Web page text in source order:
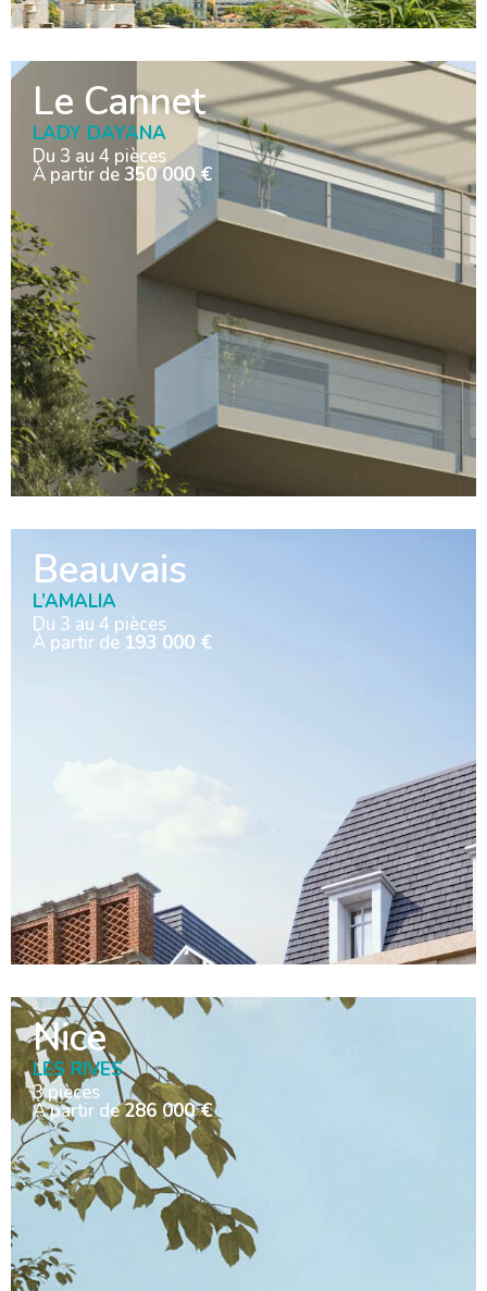
Le Cannet
LADY DAYANA
Du 3 au 4 pièces
À partir de350 000 €
Beauvais
L’AMALIA
Du 3 au 4 pièces
À partir de 193 000 €
Nice
LES RIVES
3 pièces
À partir de286 000 €